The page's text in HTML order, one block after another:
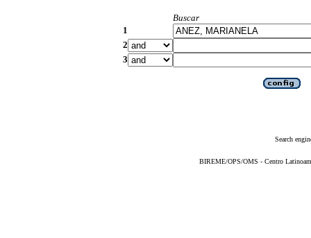
Buscar
1
2
3
Search
BIREME/OPS/OMS - Centro